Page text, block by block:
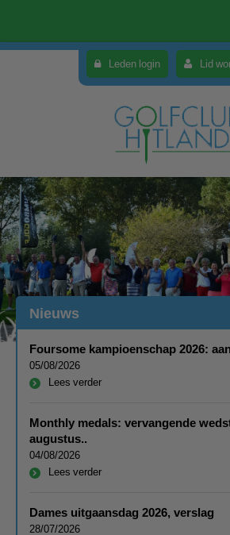
Leden login Lid
Nieuws
Foursome kampioenschap 2026:
05/08/2026
Lees verder
Monthly medals: vervangende
augustus..
04/08/2026
Lees verder
Dames uitgaansdag 2026, verslag
28/07/2026